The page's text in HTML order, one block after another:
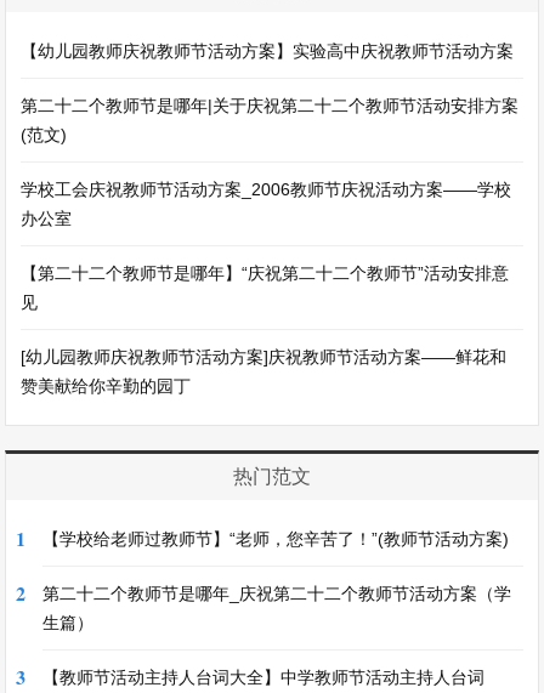
【幼儿园教师庆祝教师节活动方案】实验高中庆祝教师节活动方案
第二十二个教师节是哪年|关于庆祝第二十二个教师节活动安排方案
(范文)
学校工会庆祝教师节活动方案_2006教师节庆祝活动方案——学校
办公室
【第二十二个教师节是哪年】“庆祝第二十二个教师节”活动安排意
见
[幼儿园教师庆祝教师节活动方案]庆祝教师节活动方案——鲜花和
赞美献给你辛勤的园丁
热门范文
1 【学校给老师过教师节】“老师，您辛苦了！”(教师节活动方案)
2
第二十二个教师节是哪年_庆祝第二十二个教师节活动方案（学
生篇）
3 【教师节活动主持人台词大全】中学教师节活动主持人台词